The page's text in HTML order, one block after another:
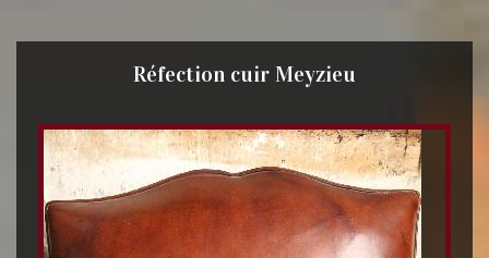
Réfection cuir Meyzieu